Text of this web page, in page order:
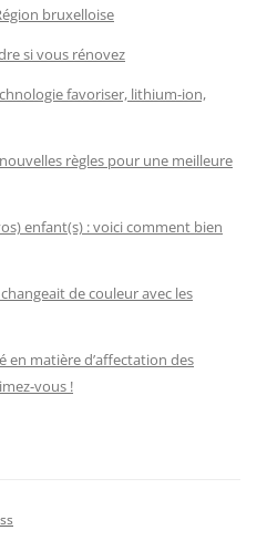
bruxelloise
si vous rénovez
favoriser, lithium-ion,
règles pour une meilleure
enfant(s) : voici comment bien
de couleur avec les
en matière d’affectation des
vous !